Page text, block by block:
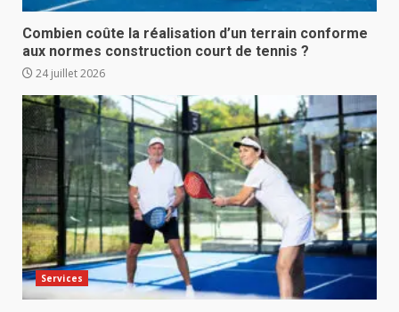
Combien coûte la réalisation d’un terrain conforme
aux normes construction court de tennis ?
24 juillet 2026
Services